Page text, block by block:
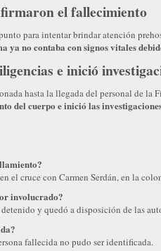
el fallecimiento
para intentar brindar atención
ya no contaba con signos vitales
e inició
hasta la llegada del personal de la
del cuerpo e inició las
el cruce con Carmen Serdán, en la
involucrado?
y quedó a disposición de las
fallecida no pudo ser identificada.